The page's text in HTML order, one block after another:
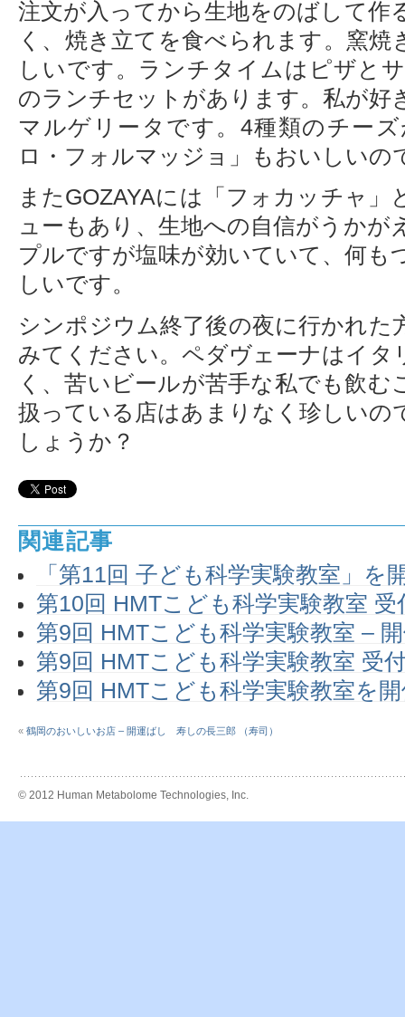
注文が入ってから生地をのばして作
く、焼き立てを食べられます。窯
しいです。ランチタイムはピザと
のランチセットがあります。私が好
マルゲリータです。4種類のチー
ロ・フォルマッジョ」もおいしい
またGOZAYAには「フォカッチャ
ューもあり、生地への自信がうか
プルですが塩味が効いていて、何も
しいです。
シンポジウム終了後の夜に行かれた
みてください。ペダヴェーナはイタ
く、苦いビールが苦手な私でも飲
扱っている店はあまりなく珍しいの
しょうか？
関連記事
「第11回 子ども科学実験教室」を
第10回 HMTこども科学実験教室 受
第9回 HMTこども科学実験教室 –
第9回 HMTこども科学実験教室 受
第9回 HMTこども科学実験教室を
« 鶴岡のおいしいお店 – 開運ばし 寿しの長三郎 （寿司）
© 2012 Human Metabolome Technologies, Inc.